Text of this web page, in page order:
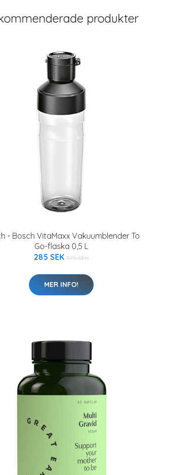
produkter
- Bosch VitaMaxx Vakuumblender To
Go-flaska 0,5 L
285 SEK 379 SEK
MER INFO!